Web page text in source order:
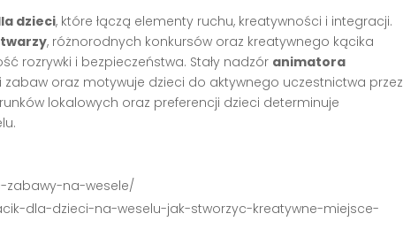
dzieci, które łączą elementy ruchu, kreatywności i integracji.
, różnorodnych konkursów oraz kreatywnego kącika
rozrywki i bezpieczeństwa. Stały nadzór animatora
zabaw oraz motywuje dzieci do aktywnego uczestnictwa przez
lokalowych oraz preferencji dzieci determinuje
zabawy-na-wesele/
dla-dzieci-na-weselu-jak-stworzyc-kreatywne-miejsce-